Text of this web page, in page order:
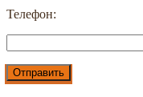
Телефон: